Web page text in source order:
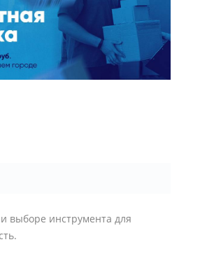
выборе инструмента для